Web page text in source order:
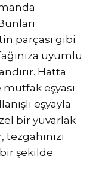
parçası gibi
uyumlu
Hatta
mutfak eşyası
eşyayla
bir yuvarlak
şekilde